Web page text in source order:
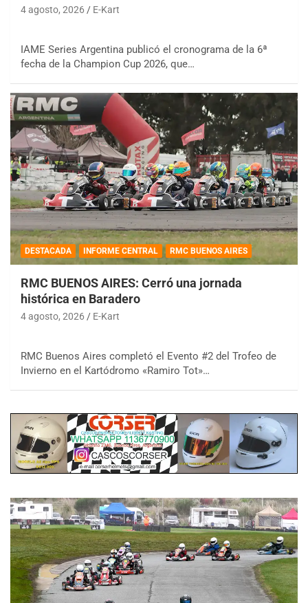
4 agosto, 2026 E-Kart
IAME Series Argentina publicó el cronograma de la 6ª
fecha de la Champion Cup 2026, que…
DESTACADA INFORME CENTRAL RMC BUENOS AIRES
RMC BUENOS AIRES: Cerró una jornada
histórica en Baradero
4 agosto, 2026 E-Kart
RMC Buenos Aires completó el Evento #2 del Trofeo de
Invierno en el Kartódromo «Ramiro Tot»…